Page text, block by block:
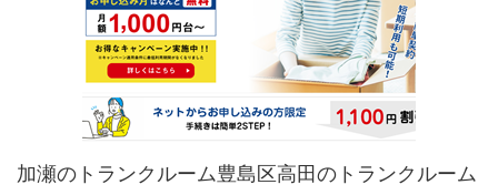
加瀬のトランクルーム豊島区高田のトランクルーム